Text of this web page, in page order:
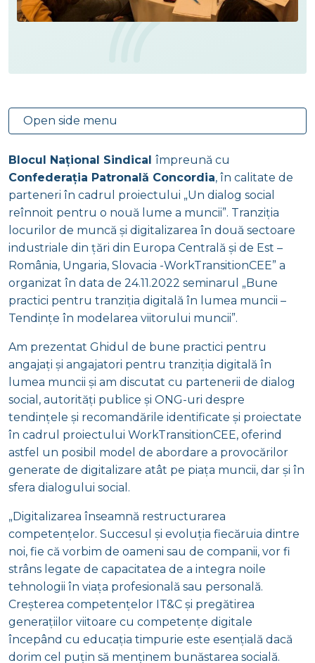
Blocul Național Sindical împreună cu
Confederația Patronală Concordia, în calitate de
parteneri în cadrul proiectului „Un dialog social
reînnoit pentru o nouă lume a muncii”. Tranziția
locurilor de muncă și digitalizarea în două sectoare
industriale din țări din Europa Centrală și de Est –
România, Ungaria, Slovacia -WorkTransitionCEE” a
organizat în data de 24.11.2022 seminarul „Bune
practici pentru tranziția digitală în lumea muncii –
Tendințe în modelarea viitorului muncii”.
Am prezentat Ghidul de bune practici pentru
angajați și angajatori pentru tranziția digitală în
lumea muncii și am discutat cu partenerii de dialog
social, autorități publice și ONG-uri despre
tendințele și recomandările identificate și proiectate
în cadrul proiectului WorkTransitionCEE, oferind
astfel un posibil model de abordare a provocărilor
generate de digitalizare atât pe piața muncii, dar și în
sfera dialogului social.
„Digitalizarea înseamnă restructurarea
competențelor. Succesul și evoluția fiecăruia dintre
noi, fie că vorbim de oameni sau de companii, vor fi
strâns legate de capacitatea de a integra noile
tehnologii în viața profesională sau personală.
Creșterea competențelor IT&C și pregătirea
generațiilor viitoare cu competențe digitale
începând cu educația timpurie este esențială dacă
dorim cel puțin să menținem bunăstarea socială.
Open side menu